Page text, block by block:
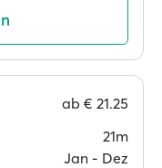
ab € 21.25
21m
Jan ‐ Dez